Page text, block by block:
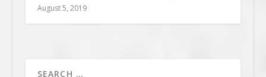
August 5, 2019